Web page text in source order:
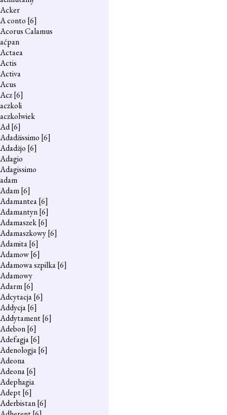
Acker
A conto [6]
Acorus Calamus
aćpan
Actaea
Actis
Activa
Acus
Acz[6]
aczkoli
aczkolwiek
Ad[6]
Adadżissimo [6]
Adadżjo [6]
Adagio
Adagissimo
adam
Adam[6]
Adamantea[6]
Adamantyn[6]
Adamaszek[6]
Adamaszkowy[6]
Adamita[6]
Adamow[6]
Adamowa szpilka[6]
Adamowy
Adarm[6]
Adcytacja[6]
Addycja[6]
Addytament[6]
Adebon[6]
Adefagja[6]
Adenologja[6]
Adeona
Adeona[6]
Adephagia
Adept[6]
Aderbistan[6]